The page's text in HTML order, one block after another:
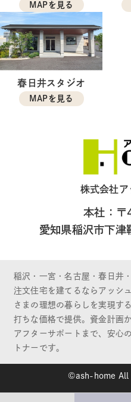
MAPを見る
春日井スタジオ
MAPを見る
株式会社ア
本社：
愛知県稲沢市下津
稲沢・一宮・名古屋・春日井
注文住宅を建てるならアッシ
さまの理想の暮らしを実現す
打ちな価格で提供。資金計画
アフターサポートまで、安心
トナーです。
©ash-home All